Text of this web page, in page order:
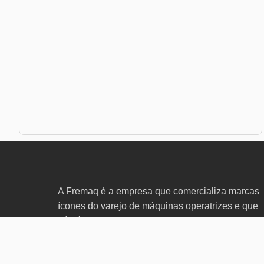
A Fremaq é a empresa que comercializa marcas
ícones do varejo de máquinas operatrizes e que
há décadas estão presentes no mercado.